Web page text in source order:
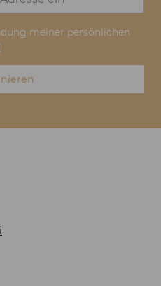
meiner persönlichen